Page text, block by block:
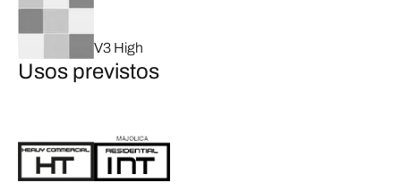
V3 High
Usos previstos